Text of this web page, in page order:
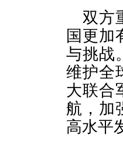
双方
国更加
与挑战
维护全
大联合
航，加
高水平